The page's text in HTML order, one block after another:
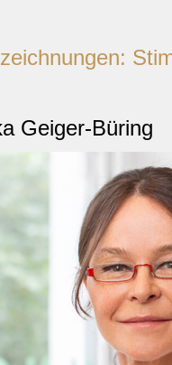
Geiger-Büring